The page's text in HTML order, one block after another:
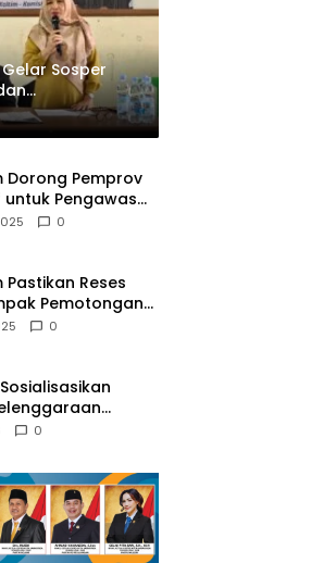
Gelar Sosper
Dorong Pemprov
untuk Pengawas
Pendidikan
0
Pastikan Reses
Pemotongan
Pusat
0
dan
0